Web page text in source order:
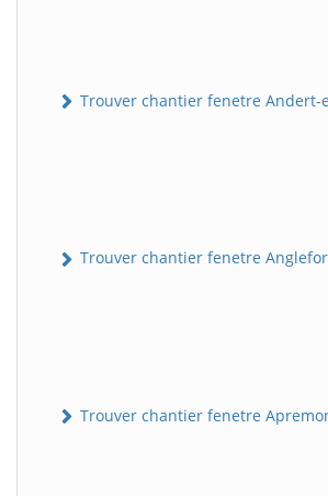
Trouver chantier fenetre Andert-
Trouver chantier fenetre
Trouver chantier fenetre